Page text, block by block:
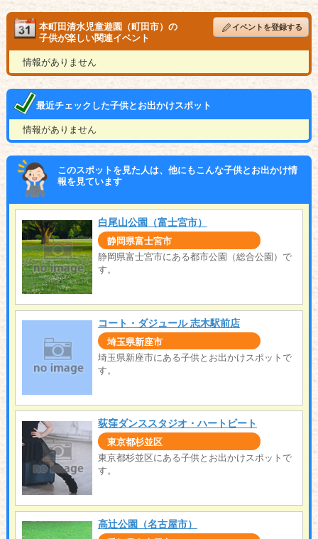
本町田清水児童遊園（町田市）の
子供が楽しい関連イベント
イベントを登録する
情報がありません
最近チェックした子供とお出かけスポット
情報がありません
このスポットを見た人は、他にもこんな子供とお出かけ情
報を見ています
白尾山公園（富士宮市）
静岡県富士宮市
静岡県富士宮市にある都市公園（総合公園）で
す。
コート・ダジュール 志木駅前店
埼玉県新座市
埼玉県新座市にある子供とお出かけスポットで
す。
荻窪ダンススタジオ・ハートビート
東京都杉並区
東京都杉並区にある子供とお出かけスポットで
す。
高辻公園（名古屋市）